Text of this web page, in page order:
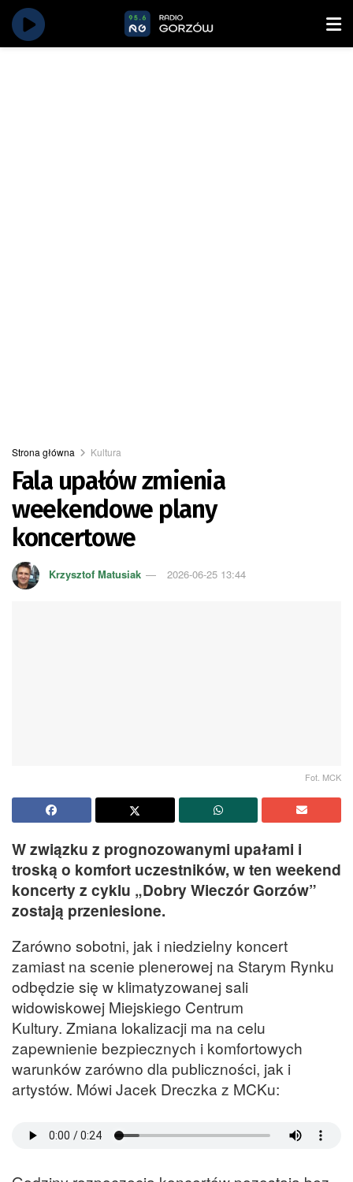
Strona główna Kultura
Fala upałów zmienia
weekendowe plany
koncertowe
Krzysztof Matusiak 2026-06-25 13:44
Fot. MCK
W związku z prognozowanymi upałami i
troską o komfort uczestników, w ten weekend
koncerty z cyklu „Dobry Wieczór Gorzów”
zostają przeniesione.
Zarówno sobotni, jak i niedzielny koncert
zamiast na scenie plenerowej na Starym Rynku
odbędzie się w klimatyzowanej sali
widowiskowej Miejskiego Centrum
Kultury. Zmiana lokalizacji ma na celu
zapewnienie bezpiecznych i komfortowych
warunków zarówno dla publiczności, jak i
artystów. Mówi Jacek Dreczka z MCKu: